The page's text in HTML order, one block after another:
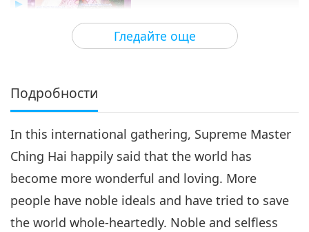
Гледайте още
Между Учителя и учениците 2018-03-06 6385
4
35:11
Между Учителя и учениците 2018-03-07 6512 Преглед
Подробности
In this international gathering, Supreme Master
Ching Hai happily said that the world has
become more wonderful and loving. More
people have noble ideals and have tried to save
the world whole-heartedly. Noble and selfless